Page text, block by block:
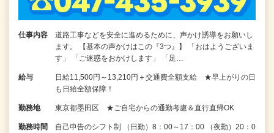
仕事内容
道路工事などを安全に進めるために、声かけ誘導をお願いし
ます。 【基本の声かけはこの『3つ』】 「おはようございま
す」 「ご迷惑をおかけします」 「足…
給与
日給11,500円～13,210円＋交通費全額支給 ★早上がりの日
も日給全額保障！
勤務地 東京都墨田区 ★ご自宅からの通勤考慮＆直行直帰OK
勤務時間
自己申告のシフト制 （日勤）8：00～17：00 （夜勤）20：0